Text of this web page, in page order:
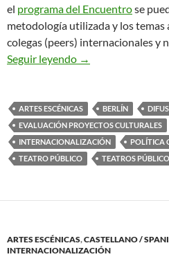
el programa del Encuentrose
metodología utilizada y los temas
colegas (peers) internacionales y
Seguir leyendo Evaluación
→
ARTES ESCÉNICAS BERLÍN
EVALUACIÓN PROYECTOS CULTURALES
INTERNACIONALIZACIÓN
POLÍTICA
TEATRO PÚBLICO
TEATROS
ARTES ESCÉNICAS,CASTELLANO /
INTERNACIONALIZACIÓN